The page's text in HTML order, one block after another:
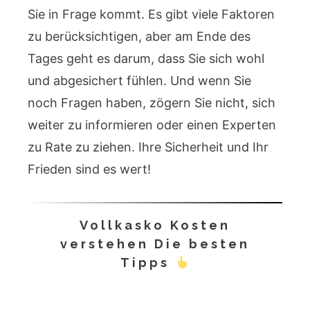
Sie in Frage kommt. Es gibt viele Faktoren
zu berücksichtigen, aber am Ende des
Tages geht es darum, dass Sie sich wohl
und abgesichert fühlen. Und wenn Sie
noch Fragen haben, zögern Sie nicht, sich
weiter zu informieren oder einen Experten
zu Rate zu ziehen. Ihre Sicherheit und Ihr
Frieden sind es wert!
Vollkasko Kosten
verstehen Die besten
Tipps